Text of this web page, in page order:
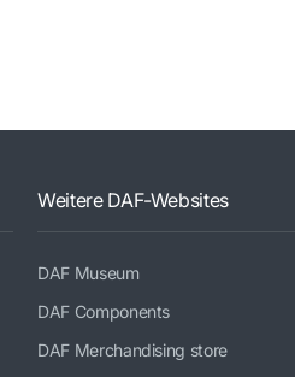
Weitere DAF-Websites
DAF Museum
DAF Components
DAF Merchandising store